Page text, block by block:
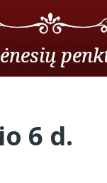
6 d.